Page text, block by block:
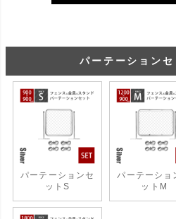
パーテーション
パーテーションセ
ットS
パーテーショ
ットM